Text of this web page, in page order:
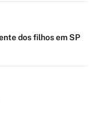
dos filhos em SP